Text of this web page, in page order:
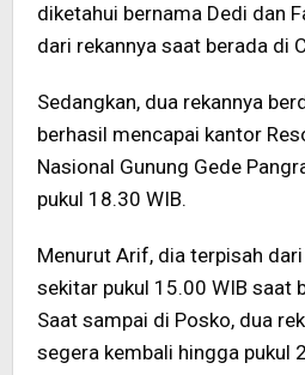
diketahui bernama Dedi dan
dari rekannya saat berada di
Sedangkan, dua rekannya
berhasil mencapai kantor
Nasional Gunung Gede
pukul 18.30 WIB.
Menurut Arif, dia terpisah
sekitar pukul 15.00 WIB saat
Saat sampai di Posko, dua
segera kembali hingga pukul